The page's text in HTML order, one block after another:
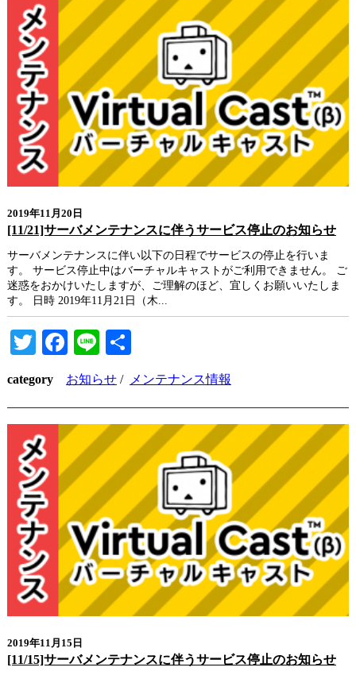
2019年11月20日
[11/21]サーバメンテナンスに伴うサービス停止のお知らせ
サーバメンテナンスに伴い以下の日程でサービスの停止を行いま
す。 サービス停止中はバーチャルキャストがご利用できません。 ご
迷惑をおかけいたしますが、ご理解のほど、宜しくお願いいたしま
す。 日時 2019年11月21日（木...
Twitter
Facebook
Line共
有
category お知らせ/ メンテナンス情報
2019年11月15日
[11/15]サーバメンテナンスに伴うサービス停止のお知らせ